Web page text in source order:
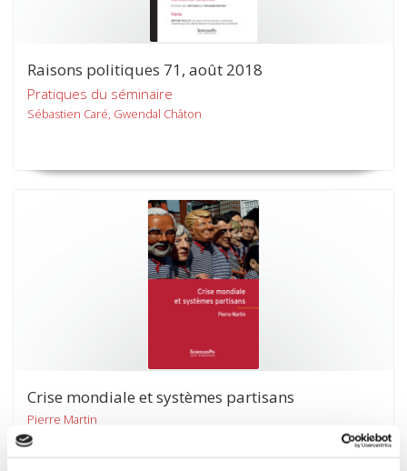
Raisons politiques 71, août 2018
Pratiques du séminaire
Sébastien Caré, Gwendal Châton
Crise mondiale et systèmes partisans
Pierre Martin